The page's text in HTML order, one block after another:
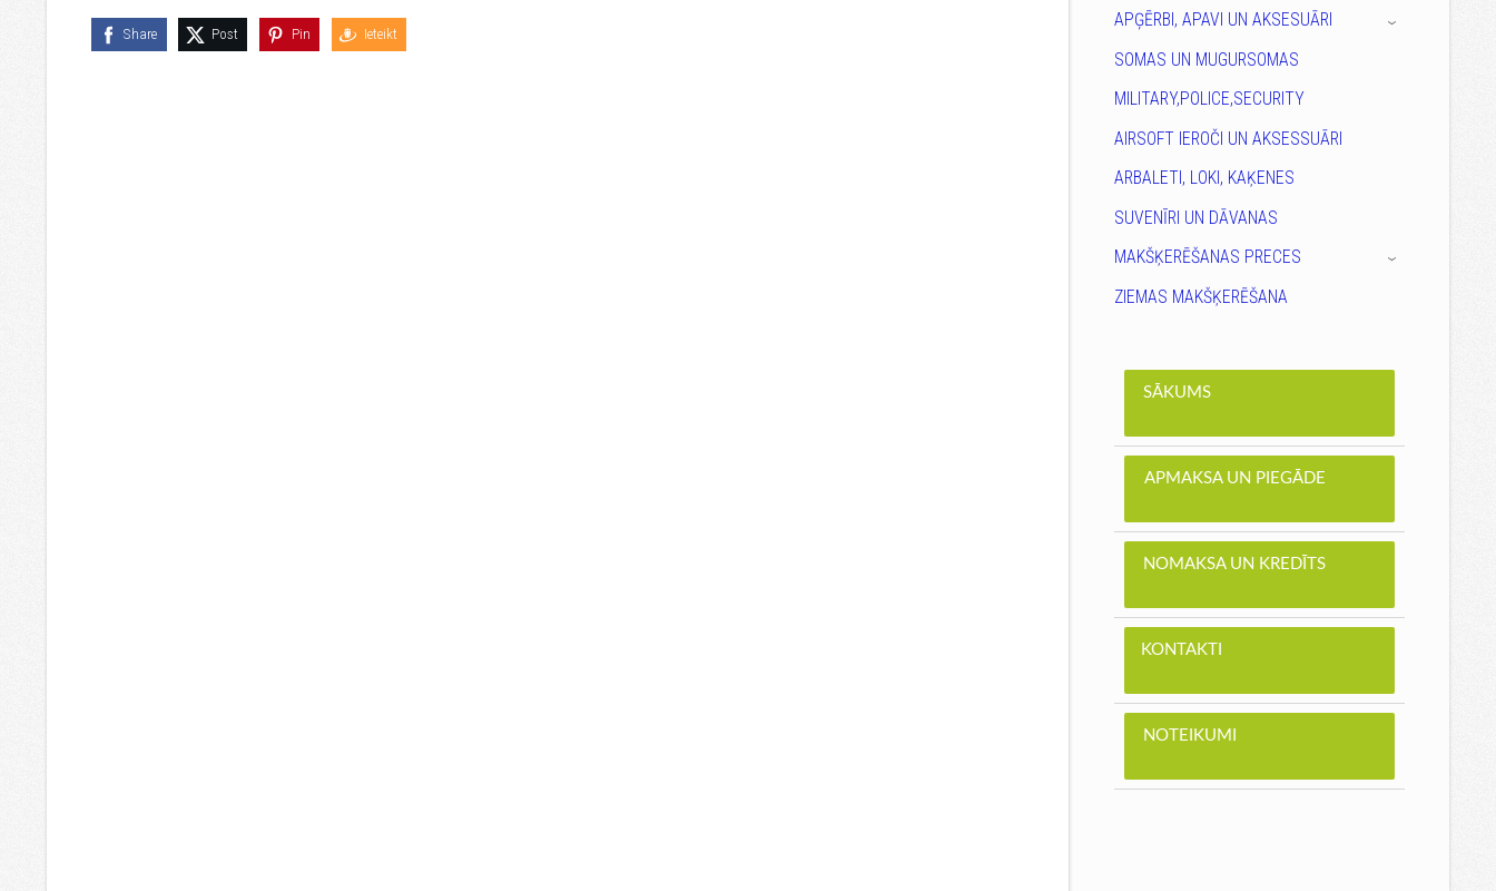
APĢĒRBI, APAVI UN AKSESUĀRI ›
SOMAS UN MUGURSOMAS
MILITARY,POLICE,SECURITY
AIRSOFT IEROČI UN AKSESSUĀRI
ARBALETI, LOKI, KAĶENES
SUVENĪRI UN DĀVANAS
MAKŠĶERĒŠANAS PRECES
›
ZIEMAS MAKŠĶERĒŠANA
SĀKUMS
APMAKSA UN PIEGĀDE
NOMAKSA UN KREDĪTS
KONTAKTI
NOTEIKUMI
Share Post Pin Ieteikt